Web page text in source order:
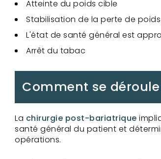
Atteinte du poids cible
Stabilisation de la perte de poids
L'état de santé général est
Arrêt du tabac
Comment se
La chirurgie post-bariatrique
santé général du patient et
opérations.